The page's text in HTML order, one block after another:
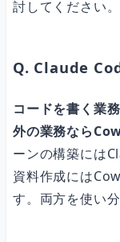
討してください。
Q. Claude
コードを書く業
外の業務なら
ーンの構築には
資料作成には
す。両方を使い